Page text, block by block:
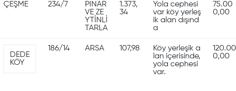
ÇEŞME 234/7
PINAR
VE ZE
YTİNLİ
TARLA
1.373,
34
Yola cephesi
var köy yerleş
ik alan dışınd
a
75.00
0,00
DEDE
KÖY
186/14 ARSA 107,98
Köy yerleşik a
lan içerisinde,
yola cephesi
var.
120.00
0,00